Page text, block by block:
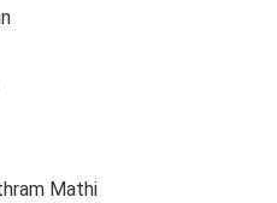
Mathi